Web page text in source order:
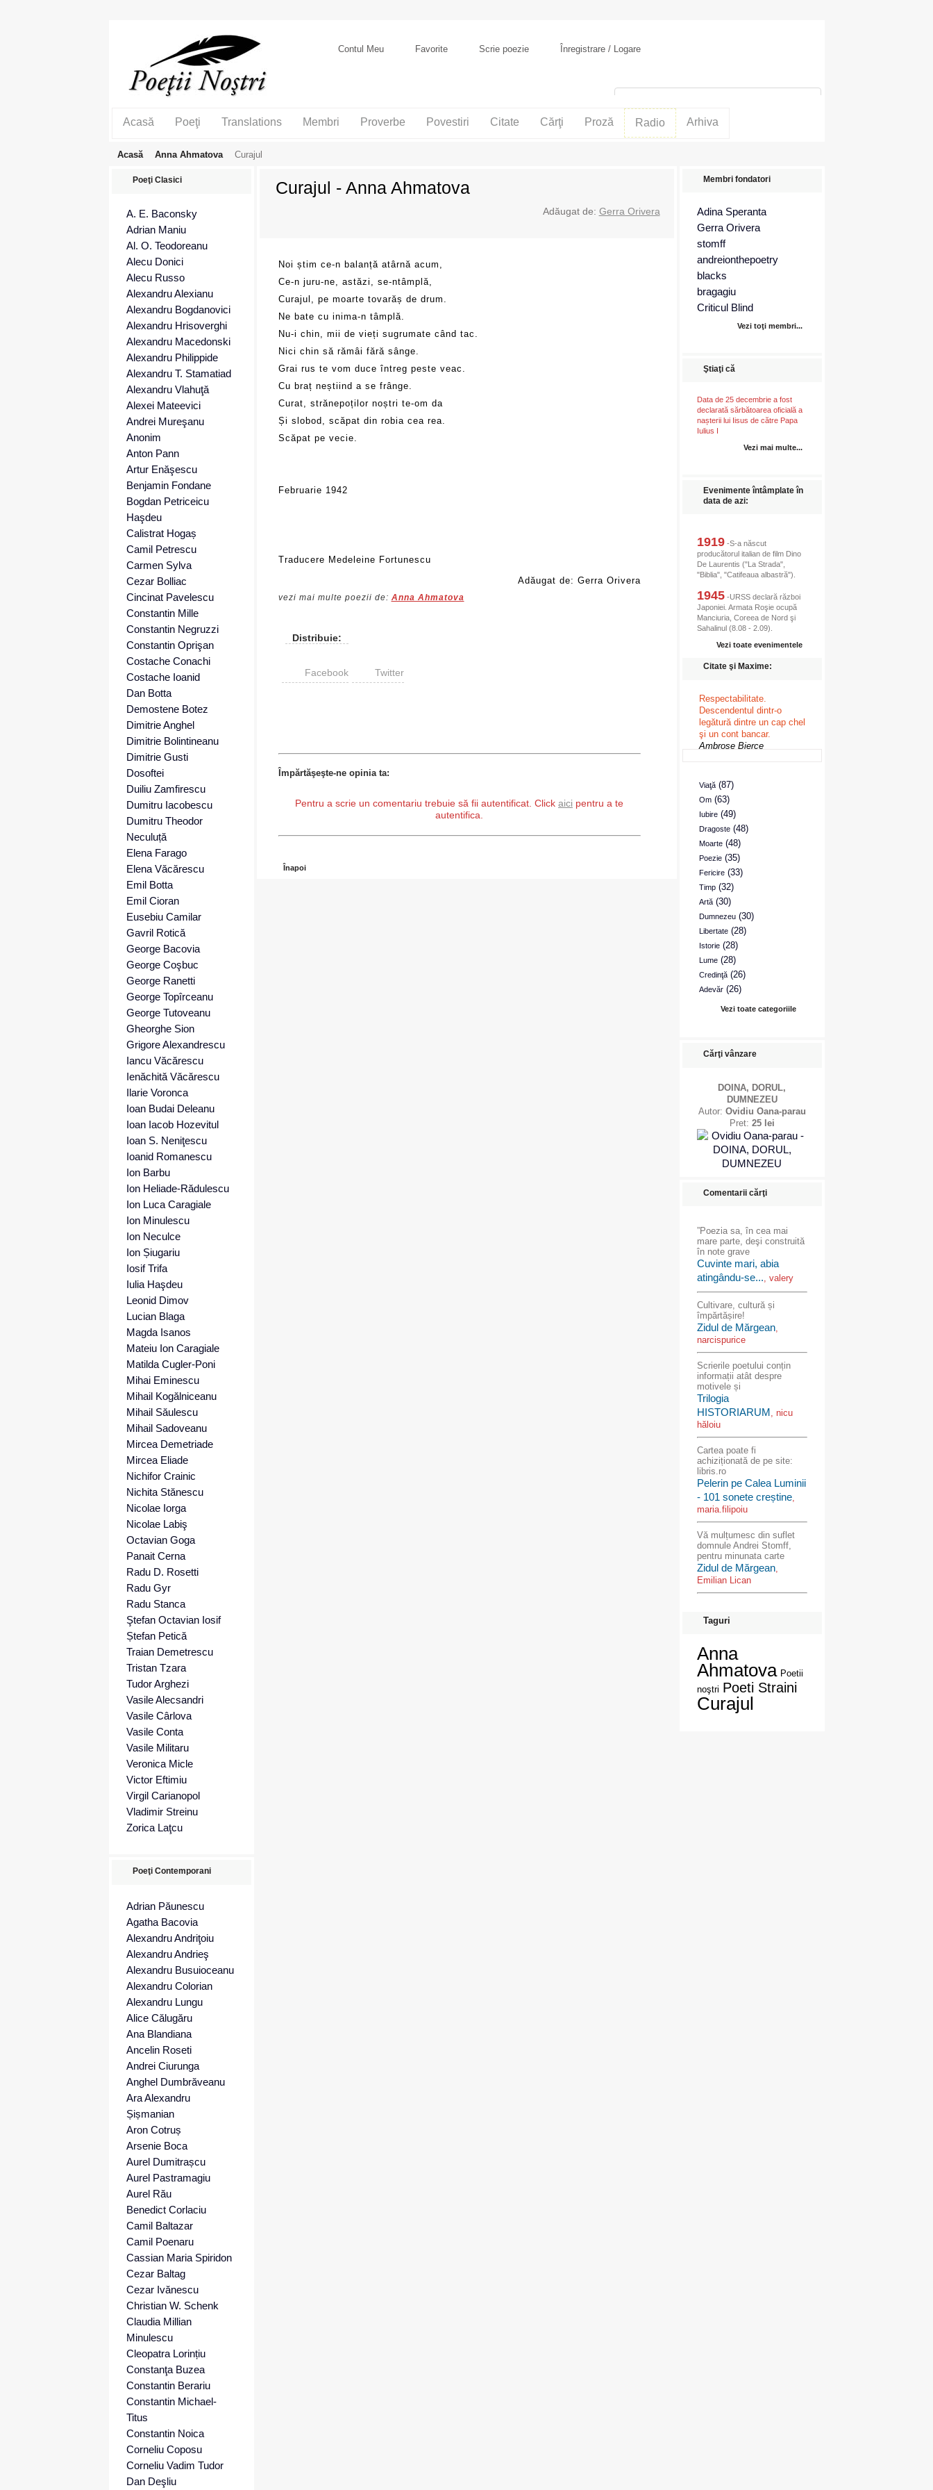
Contul Meu Favorite Scrie poezie Înregistrare / Logare
Acasă Poeţi Translations Membri Proverbe Povestiri Citate Cărţi Proză Radio Arhiva
Acasă Anna Ahmatova Curajul
Curajul - Anna Ahmatova
Adăugat de: Gerra Orivera
Noi știm ce-n balanță atârnă acum,
Ce-n juru-ne, astăzi, se-ntâmplă,
Curajul, pe moarte tovarăș de drum.
Ne bate cu inima-n tâmplă.
Nu-i chin, mii de vieți sugrumate când tac.
Nici chin să rămâi fără sânge.
Grai rus te vom duce întreg peste veac.
Cu braț neștiind a se frânge.
Curat, strănepoților noștri te-om da
Și slobod, scăpat din robia cea rea.
Scăpat pe vecie.
Februarie 1942
Traducere Medeleine Fortunescu
Adăugat de: Gerra Orivera
vezi mai multe poezii de: Anna Ahmatova
Distribuie:
Facebook Twitter
Împărtăşeşte-ne opinia ta:
Pentru a scrie un comentariu trebuie să fii autentificat. Click aici pentru a te
autentifica.
Înapoi
Poeţi Clasici
A. E. Baconsky
Adrian Maniu
Al. O. Teodoreanu
Alecu Donici
Alecu Russo
Alexandru Alexianu
Alexandru Bogdanovici
Alexandru Hrisoverghi
Alexandru Macedonski
Alexandru Philippide
Alexandru T. Stamatiad
Alexandru Vlahuţă
Alexei Mateevici
Andrei Mureşanu
Anonim
Anton Pann
Artur Enăşescu
Benjamin Fondane
Bogdan Petriceicu
Haşdeu
Calistrat Hogaș
Camil Petrescu
Carmen Sylva
Cezar Bolliac
Cincinat Pavelescu
Constantin Mille
Constantin Negruzzi
Constantin Oprişan
Costache Conachi
Costache Ioanid
Dan Botta
Demostene Botez
Dimitrie Anghel
Dimitrie Bolintineanu
Dimitrie Gusti
Dosoftei
Duiliu Zamfirescu
Dumitru Iacobescu
Dumitru Theodor
Neculuță
Elena Farago
Elena Văcărescu
Emil Botta
Emil Cioran
Eusebiu Camilar
Gavril Rotică
George Bacovia
George Coşbuc
George Ranetti
George Topîrceanu
George Tutoveanu
Gheorghe Sion
Grigore Alexandrescu
Iancu Văcărescu
Ienăchită Văcărescu
Ilarie Voronca
Ioan Budai Deleanu
Ioan Iacob Hozevitul
Ioan S. Neniţescu
Ioanid Romanescu
Ion Barbu
Ion Heliade-Rădulescu
Ion Luca Caragiale
Ion Minulescu
Ion Neculce
Ion Șiugariu
Iosif Trifa
Iulia Haşdeu
Leonid Dimov
Lucian Blaga
Magda Isanos
Mateiu Ion Caragiale
Matilda Cugler-Poni
Mihai Eminescu
Mihail Kogălniceanu
Mihail Săulescu
Mihail Sadoveanu
Mircea Demetriade
Mircea Eliade
Nichifor Crainic
Nichita Stănescu
Nicolae Iorga
Nicolae Labiş
Octavian Goga
Panait Cerna
Radu D. Rosetti
Radu Gyr
Radu Stanca
Ştefan Octavian Iosif
Ștefan Petică
Traian Demetrescu
Tristan Tzara
Tudor Arghezi
Vasile Alecsandri
Vasile Cârlova
Vasile Conta
Vasile Militaru
Veronica Micle
Victor Eftimiu
Virgil Carianopol
Vladimir Streinu
Zorica Laţcu
Poeţi Contemporani
Adrian Păunescu
Agatha Bacovia
Alexandru Andriţoiu
Alexandru Andrieş
Alexandru Busuioceanu
Alexandru Colorian
Alexandru Lungu
Alice Călugăru
Ana Blandiana
Ancelin Roseti
Andrei Ciurunga
Anghel Dumbrăveanu
Ara Alexandru
Șișmanian
Aron Cotruș
Arsenie Boca
Aurel Dumitrașcu
Aurel Pastramagiu
Aurel Rău
Benedict Corlaciu
Camil Baltazar
Camil Poenaru
Cassian Maria Spiridon
Cezar Baltag
Cezar Ivănescu
Christian W. Schenk
Claudia Millian
Minulescu
Cleopatra Lorințiu
Constanţa Buzea
Constantin Berariu
Constantin Michael-
Titus
Constantin Noica
Corneliu Coposu
Corneliu Vadim Tudor
Dan Deşliu
Membri fondatori
Adina Speranta
Gerra Orivera
stomff
andreionthepoetry
blacks
bragagiu
Criticul Blind
Vezi toţi membri...
Ştiaţi că
Data de 25 decembrie a fost
declarată sărbătoarea oficială a
nașterii lui Iisus de către Papa
Iulius I
Vezi mai multe...
Evenimente întâmplate în
data de azi:
1919-S-a născut
producătorul italian de film Dino
De Laurentis ("La Strada",
"Biblia", "Catifeaua albastră").
1945-URSS declară război
Japoniei. Armata Roşie ocupă
Manciuria, Coreea de Nord şi
Sahalinul (8.08 - 2.09).
Vezi toate evenimentele
Citate şi Maxime:
Respectabilitate.
Descendentul dintr-o
legătură dintre un cap chel
şi un cont bancar.
Ambrose Bierce
Viaţă(87)
Om(63)
Iubire(49)
Dragoste(48)
Moarte(48)
Poezie(35)
Fericire(33)
Timp(32)
Artă(30)
Dumnezeu(30)
Libertate(28)
Istorie(28)
Lume(28)
Credinţă(26)
Adevăr(26)
Vezi toate categoriile
Cărţi vânzare
DOINA, DORUL,
DUMNEZEU
Autor: Ovidiu Oana-parau
Pret: 25 lei
Comentarii cărţi
”Poezia sa, în cea mai
mare parte, deşi construită
în note grave
Cuvinte mari, abia
atingându-se..., valery
Cultivare, cultură și
împărtășire!
Zidul de Mărgean,
narcispurice
Scrierile poetului conțin
informații atât despre
motivele și
Trilogia
HISTORIARUM, nicu
hăloiu
Cartea poate fi
achiziționată de pe site:
libris.ro
Pelerin pe Calea Luminii
- 101 sonete creștine,
maria.filipoiu
Vă mulțumesc din suflet
domnule Andrei Stomff,
pentru minunata carte
Zidul de Mărgean,
Emilian Lican
Taguri
Anna
Ahmatova Poetii
noştri Poeti Straini
Curajul